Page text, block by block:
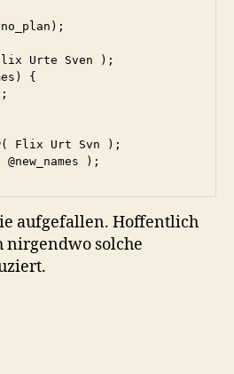
Urte Sven );
{
qw( Flix Urt Svn );
aufgefallen. Hoffentlich
nirgendwo solche